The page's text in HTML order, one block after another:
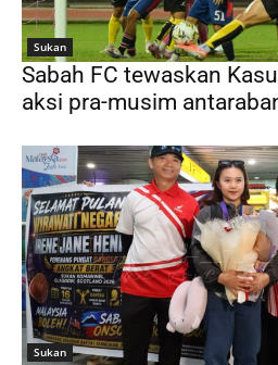
Sukan
Sabah FC tewaskan
aksi pra-musim
Sukan